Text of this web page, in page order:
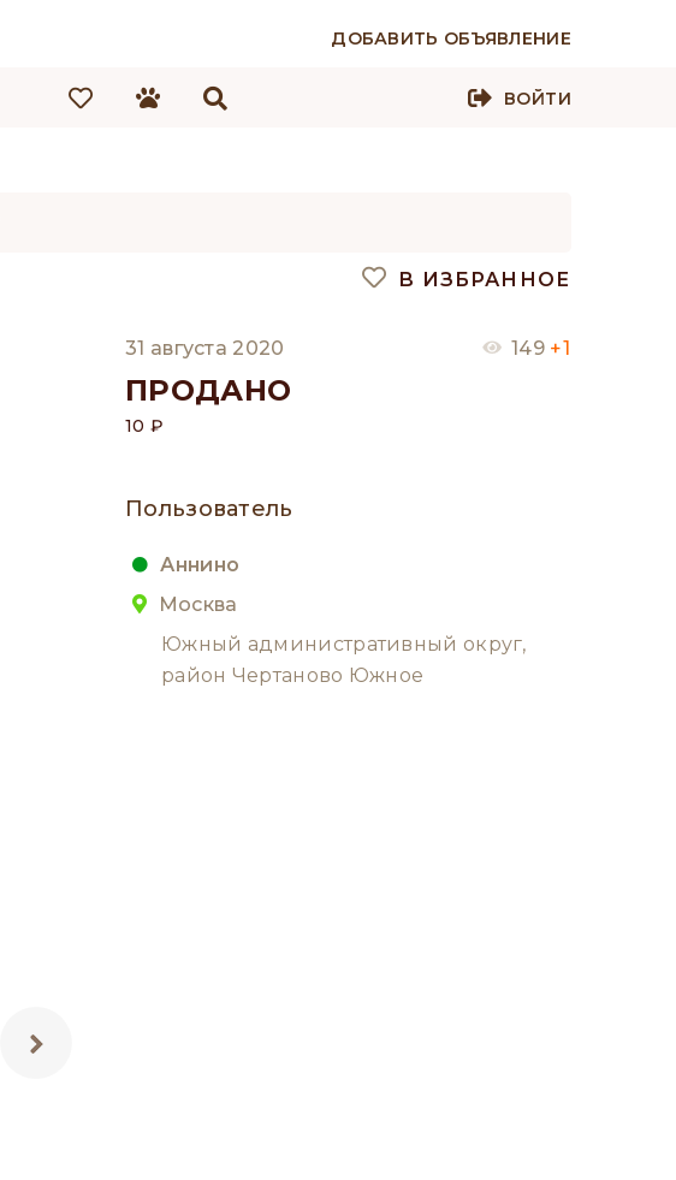
ДОБАВИТЬ ОБЪЯВЛЕНИЕ
ВОЙТИ
В ИЗБРАННОЕ
31 августа 2020 149 +1
ПРОДАНО
10 ₽
Пользователь
Аннино
Москва
Южный административный округ,
район Чертаново Южное